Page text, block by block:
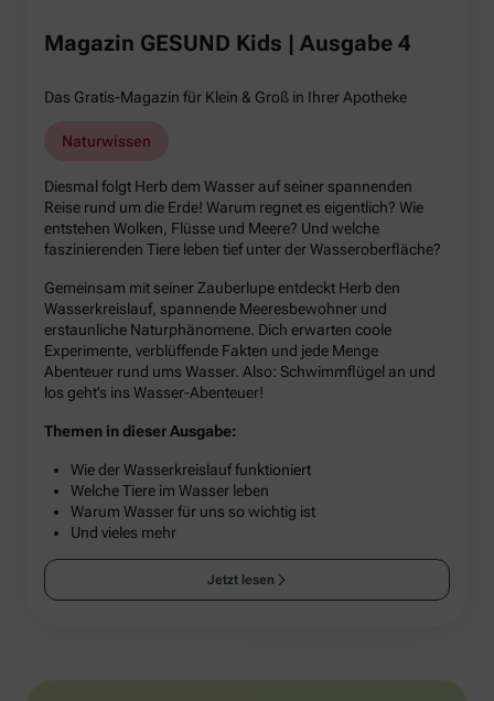
Magazin GESUND Kids | Ausgabe 4
Das Gratis-Magazin für Klein & Groß in Ihrer Apotheke
Naturwissen
Diesmal folgt Herb dem Wasser auf seiner spannenden
Reise rund um die Erde! Warum regnet es eigentlich? Wie
entstehen Wolken, Flüsse und Meere? Und welche
faszinierenden Tiere leben tief unter der Wasseroberfläche?
Gemeinsam mit seiner Zauberlupe entdeckt Herb den
Wasserkreislauf, spannende Meeresbewohner und
erstaunliche Naturphänomene. Dich erwarten coole
Experimente, verblüffende Fakten und jede Menge
Abenteuer rund ums Wasser. Also: Schwimmflügel an und
los geht’s ins Wasser-Abenteuer!
Themen in dieser Ausgabe:
Wie der Wasserkreislauf funktioniert
Welche Tiere im Wasser leben
Warum Wasser für uns so wichtig ist
Und vieles mehr
Jetzt lesen